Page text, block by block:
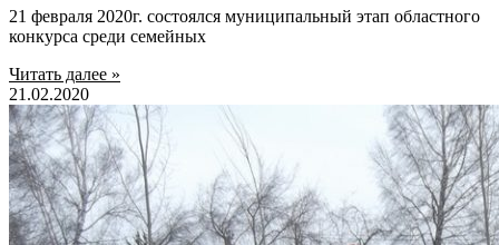
21 февраля 2020г. состоялся муниципальный этап областного
конкурса среди семейных
Читать далее »
21.02.2020